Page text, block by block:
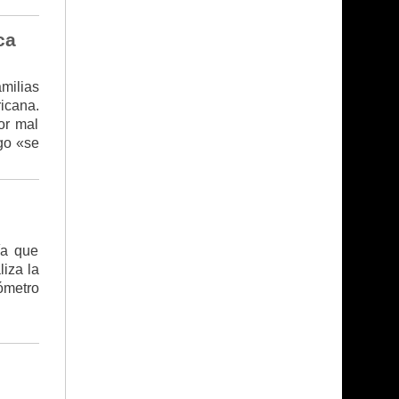
mal
«se
que
la